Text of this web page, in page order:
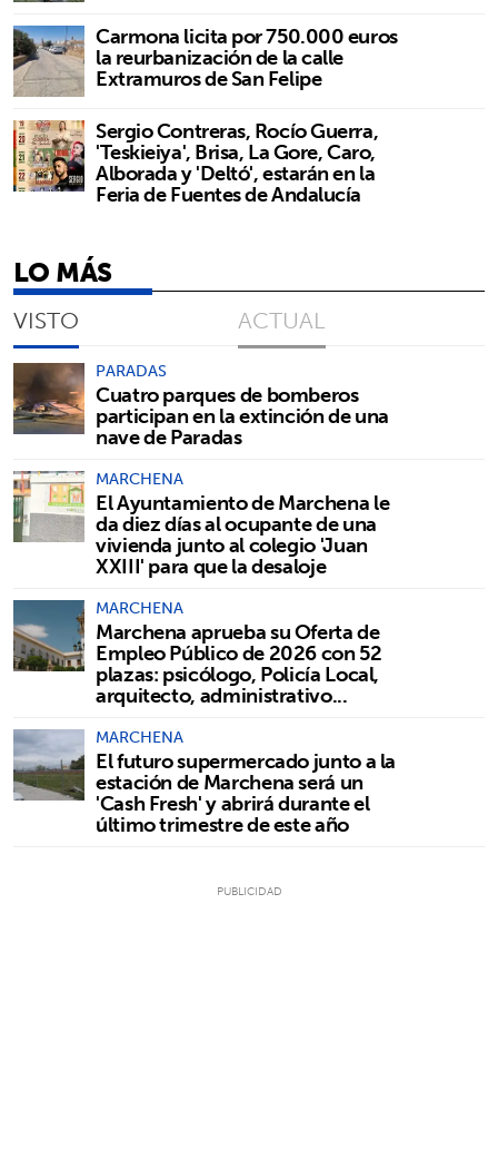
Carmona licita por 750.000 euros
la reurbanización de la calle
Extramuros de San Felipe
Sergio Contreras, Rocío Guerra,
'Teskieiya', Brisa, La Gore, Caro,
Alborada y 'Deltó', estarán en la
Feria de Fuentes de Andalucía
LO MÁS
VISTO ACTUAL
PARADAS
Cuatro parques de bomberos
participan en la extinción de una
nave de Paradas
MARCHENA
El Ayuntamiento de Marchena le
da diez días al ocupante de una
vivienda junto al colegio 'Juan
XXIII' para que la desaloje
MARCHENA
Marchena aprueba su Oferta de
Empleo Público de 2026 con 52
plazas: psicólogo, Policía Local,
arquitecto, administrativo...
MARCHENA
El futuro supermercado junto a la
estación de Marchena será un
'Cash Fresh' y abrirá durante el
último trimestre de este año